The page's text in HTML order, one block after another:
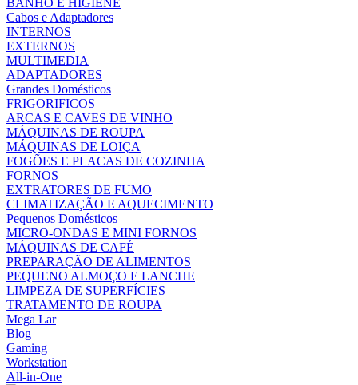
BANHO E HIGIENE
Cabos e Adaptadores
INTERNOS
EXTERNOS
MULTIMEDIA
ADAPTADORES
Grandes Domésticos
FRIGORIFICOS
ARCAS E CAVES DE VINHO
MÁQUINAS DE ROUPA
MÁQUINAS DE LOIÇA
FOGÕES E PLACAS DE COZINHA
FORNOS
EXTRATORES DE FUMO
CLIMATIZAÇÃO E AQUECIMENTO
Pequenos Domésticos
MICRO-ONDAS E MINI FORNOS
MÁQUINAS DE CAFÉ
PREPARAÇÃO DE ALIMENTOS
PEQUENO ALMOÇO E LANCHE
LIMPEZA DE SUPERFÍCIES
TRATAMENTO DE ROUPA
Mega Lar
Blog
Gaming
Workstation
All-in-One